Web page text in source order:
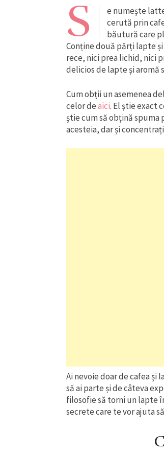
S
e numește
cerută prin
băutură care
Conține două părți lapte
rece, nici prea lichid, nici
delicios de lapte și aromă
Cum obții un asemenea
celor deaici. El știe exact
știe cum să obțină
acesteia, dar și
Ai nevoie doar de cafea și
să ai parte și de câteva
filosofie să torni un lapte
secrete care te vor ajuta